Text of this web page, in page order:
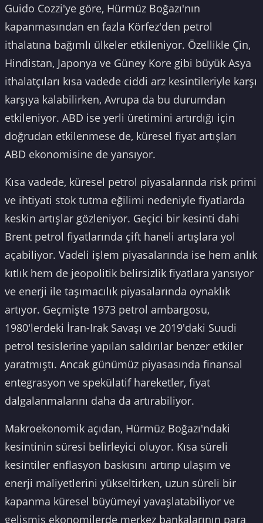
Guido Cozzi'ye göre, Hürmüz Boğazı'nın
kapanmasından en fazla Körfez'den petrol
ithalatına bağımlı ülkeler etkileniyor. Özellikle Çin,
Hindistan, Japonya ve Güney Kore gibi büyük Asya
ithalatçıları kısa vadede ciddi arz kesintileriyle karşı
karşıya kalabilirken, Avrupa da bu durumdan
etkileniyor. ABD ise yerli üretimini artırdığı için
doğrudan etkilenmese de, küresel fiyat artışları
ABD ekonomisine de yansıyor.
Kısa vadede, küresel petrol piyasalarında risk primi
ve ihtiyati stok tutma eğilimi nedeniyle fiyatlarda
keskin artışlar gözleniyor. Geçici bir kesinti dahi
Brent petrol fiyatlarında çift haneli artışlara yol
açabiliyor. Vadeli işlem piyasalarında ise hem anlık
kıtlık hem de jeopolitik belirsizlik fiyatlara yansıyor
ve enerji ile taşımacılık piyasalarında oynaklık
artıyor. Geçmişte 1973 petrol ambargosu,
1980'lerdeki İran-Irak Savaşı ve 2019'daki Suudi
petrol tesislerine yapılan saldırılar benzer etkiler
yaratmıştı. Ancak günümüz piyasasında finansal
entegrasyon ve spekülatif hareketler, fiyat
dalgalanmalarını daha da artırabiliyor.
Makroekonomik açıdan, Hürmüz Boğazı'ndaki
kesintinin süresi belirleyici oluyor. Kısa süreli
kesintiler enflasyon baskısını artırıp ulaşım ve
enerji maliyetlerini yükseltirken, uzun süreli bir
kapanma küresel büyümeyi yavaşlatabiliyor ve
gelişmiş ekonomilerde merkez bankalarının para